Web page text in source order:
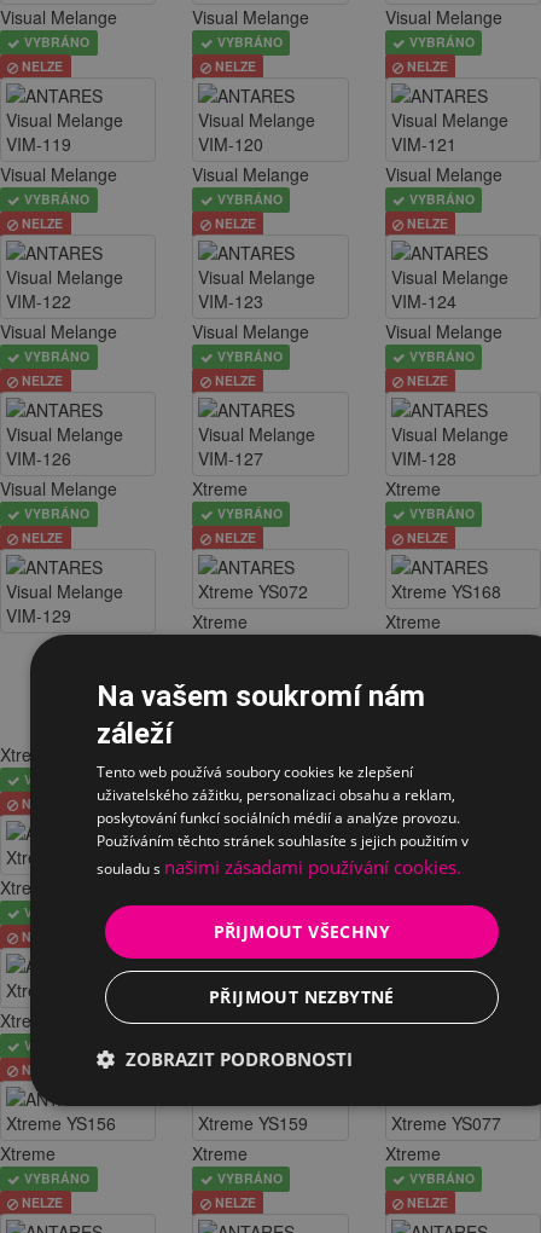
Visual Melange
VYBRÁNO
NELZE
Visual Melange
VYBRÁNO
NELZE
Visual Melange
VYBRÁNO
NELZE
Visual Melange
VYBRÁNO
NELZE
Visual Melange
VYBRÁNO
NELZE
Visual Melange
VYBRÁNO
NELZE
Visual Melange
VYBRÁNO
NELZE
Visual Melange
VYBRÁNO
NELZE
Visual Melange
VYBRÁNO
NELZE
Visual Melange
VYBRÁNO
NELZE
Xtreme
VYBRÁNO
NELZE
Xtreme
VYBRÁNO
NELZE
Xtreme Xtreme
Xtreme
VYBRÁNO
NELZE
VYBRÁNO
NELZE
VYBRÁNO
NELZE
Xtreme
VYBRÁNO
NELZE
NELZE
VYBRÁNO
Xtreme
VYBRÁNO
NELZE
Xtreme
NELZE
Xtreme
Xtreme
VYBRÁNO
NELZE
Xtreme
VYBRÁNO
NELZE
Xtreme
VYBRÁNO
NELZE
Na vašem soukromí nám
záleží
Tento web používá soubory cookies ke zlepšení
uživatelského zážitku, personalizaci obsahu a reklam,
poskytování funkcí sociálních médií a analýze provozu.
Používáním těchto stránek souhlasíte s jejich použitím v
souladu s našimi zásadami používání cookies.
PŘIJMOUT VŠECHNY
PŘIJMOUT NEZBYTNÉ
ZOBRAZIT PODROBNOSTI